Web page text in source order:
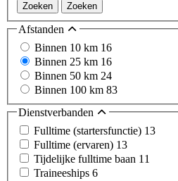
Zoeken Zoeken
Afstanden
Binnen 10 km 16
Binnen 25 km 16
Binnen 50 km 24
Binnen 100 km 83
Dienstverbanden
Fulltime (startersfunctie) 13
Fulltime (ervaren) 13
Tijdelijke fulltime baan 11
Traineeships 6